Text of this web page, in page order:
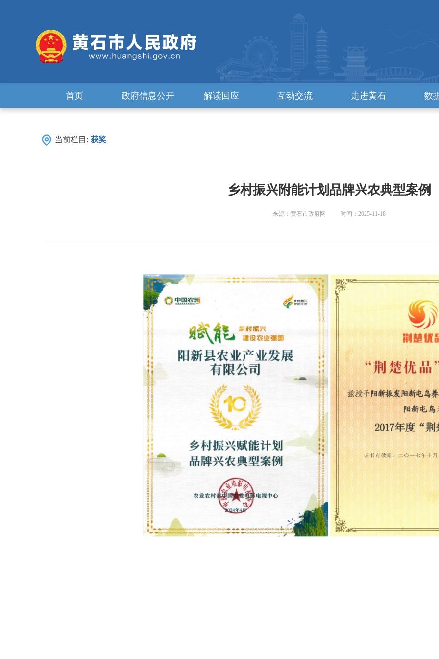
首页 政府信息公开 解读回应 互动交流 走进黄石 数
当前栏目: 获奖
乡村振兴附能计划品牌兴农典型案例
来源：黄石市政府网 时间：2025-11-18